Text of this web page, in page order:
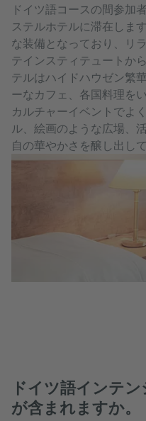
ドイツ語コースの間参加
ステルホテルに滞在しま
な装備となっており、リ
テインスティテュートか
テルはハイドハウゼン繁
ーなカフェ、各国料理を
カルチャーイベントでよ
ル、絵画のような広場、
自の華やかさを醸し出して
ドイツ語インテ
が含まれますか。